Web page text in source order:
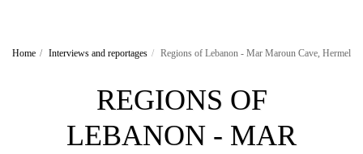
Home Interviews and reportages Regions of Lebanon - Mar Maroun Cave, Hermel
REGIONS OF
LEBANON - MAR